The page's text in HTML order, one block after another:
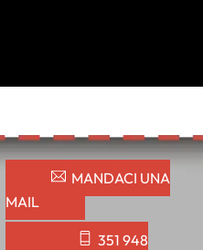
MANDACI UNA
MAIL
351 948